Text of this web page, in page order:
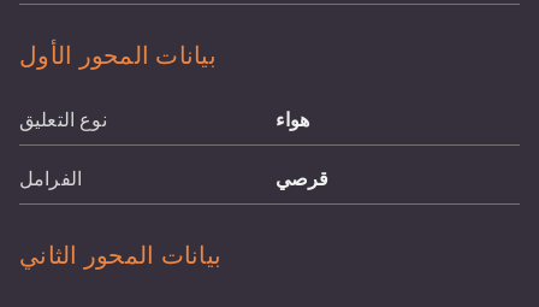
بيانات المحور الأول
نوع التعليق هواء
الفرامل قرصي
بيانات المحور الثاني